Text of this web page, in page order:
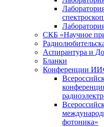
СКБ «Научное
Аспирантура и
Бланки
Конференции
фотоника»